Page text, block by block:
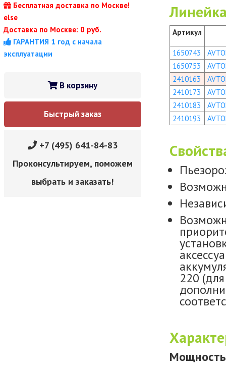
Бесплатная доставка по Москве!
else
Доставка по Москве: 0 руб.
ГАРАНТИЯ 1 год с начала
эксплуатации
В корзину
Быстрый заказ
+7 (495) 641-84-83
Проконсультируем, поможем
выбрать и заказать!
Артикул
1650743
1650753
2410163
2410173
2410183
2410193
220
Мощность